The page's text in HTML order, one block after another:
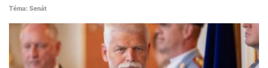
Téma: Senát